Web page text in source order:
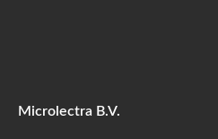
Microlectra B.V.